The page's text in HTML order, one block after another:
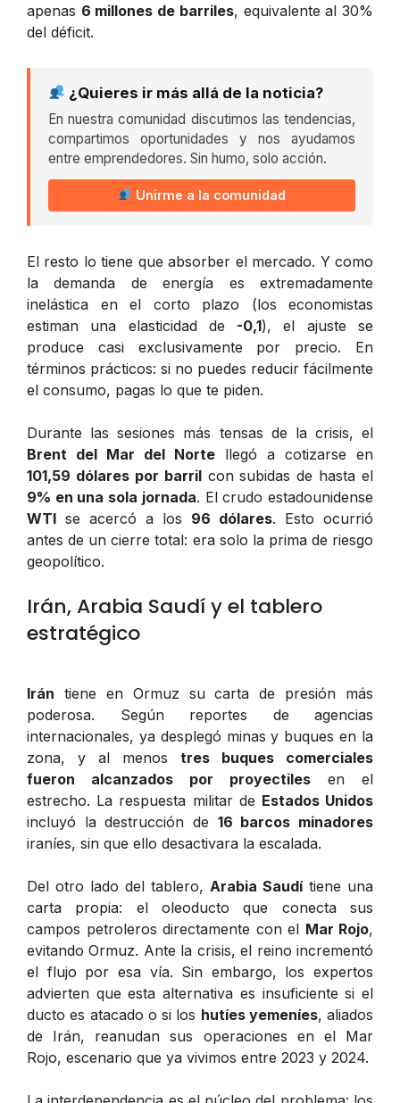
apenas 6 millones de barriles, equivalente al 30%
del déficit.
¿Quieres ir más allá de la noticia?
En nuestra comunidad discutimos las tendencias,
compartimos oportunidades y nos ayudamos
entre emprendedores. Sin humo, solo acción.
Unirme a la comunidad
El resto lo tiene que absorber el mercado. Y como
la demanda de energía es extremadamente
inelástica en el corto plazo (los economistas
estiman una elasticidad de -0,1), el ajuste se
produce casi exclusivamente por precio. En
términos prácticos: si no puedes reducir fácilmente
el consumo, pagas lo que te piden.
Durante las sesiones más tensas de la crisis, el
Brent del Mar del Norte llegó a cotizarse en
101,59 dólares por barrilcon subidas de hasta el
9% en una sola jornada. El crudo estadounidense
WTI se acercó a los 96 dólares. Esto ocurrió
antes de un cierre total: era solo la prima de riesgo
geopolítico.
Irán, Arabia Saudí y el tablero
estratégico
Irán tiene en Ormuz su carta de presión más
poderosa. Según reportes de agencias
internacionales, ya desplegó minas y buques en la
zona, y al menos tres buques comerciales
fueron alcanzados por proyectiles en el
estrecho. La respuesta militar de Estados Unidos
incluyó la destrucción de 16 barcos minadores
iraníes, sin que ello desactivara la escalada.
Del otro lado del tablero, Arabia Saudítiene una
carta propia: el oleoducto que conecta sus
campos petroleros directamente con el Mar Rojo,
evitando Ormuz. Ante la crisis, el reino incrementó
el flujo por esa vía. Sin embargo, los expertos
advierten que esta alternativa es insuficiente si el
ducto es atacado o si los hutíes yemeníes, aliados
de Irán, reanudan sus operaciones en el Mar
Rojo, escenario que ya vivimos entre 2023 y 2024.